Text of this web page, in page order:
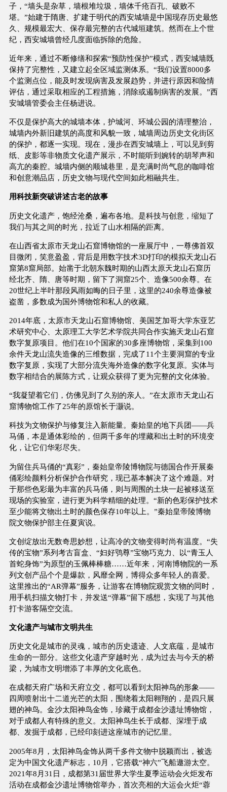
子，“墙头是杂草，墙根堆垃圾，墙体千疮百孔、破败不
堪。”始建于隋唐、扩建于明代的西安城墙是中国现存历史最悠
久、规模最宏大、保存最完整的古代城垣建筑。然而在上个世
纪，西安城墙曾经几度面临拆除的危险。
近年来，通过不断修缮和探索“预防性保护”模式，西安城墙既
保持了完整性，又建立起全区域监测体系。“我们设置8000多
个监测点位，能及时发现病害及发展趋势，并进行原因和险情
评估，通过采取相应的工程措施，消除或遏制病害的发展。”西
安城墙管委会主任杨进说。
不仅是保护高大的城墙本体，护城河、环城公园的清理整治，
城墙内外新旧建筑的高度和风貌一致，城墙周边历史文化街区
的保护，都逐一实现。现在，漫步在西安城墙上，可以见到剪
纸、皮影等非物质文化遗产展示，不时能听到婉转的胡琴声和
高亢的秦腔。城墙内侧的顺城巷里，是充满时尚气息的咖啡馆
和创意潮品店，历史文物与现代空间如此相融共生。
用科技新突破讲述古老的故事
历史文化遗产，饱经沧桑，遍布各地。是科技与创意，缩短了
我们与其之间的时光，拉近了山水相隔的距离。
在山西省太原市天龙山石窟博物馆的一座展厅中，一尊佛首双
目微闭，笑意盈盈，背后是用数字技术3D打印的模拟天龙山石
窟第8窟局部。始凿于北朝东魏时期的山西太原天龙山石窟历
经北齐、隋、唐等时期，留下了洞窟25个、造像500余尊。在
20世纪上半叶那段风雨如晦的日子里，这里的240余尊造像被
盗凿，多数成为国外博物馆和私人的收藏。
2014年底，太原市天龙山石窟博物馆、美国芝加哥大学东亚艺
术研究中心、太原理工大学艺术学院共同合作实施天龙山石窟
数字复原项目。他们在10个国家的30多座博物馆，采集到100
余件天龙山流失造像的三维数据，完成了11个主要洞窟的专业
数字复原，实现了大部分流失海外造像的数字化复原。实体与
数字相结合的展陈方式，让观众获得了更为完整的文化体验。
“我凝望着它们，仿佛见到了久别的亲人。”在太原市天龙山石
窟博物馆工作了25年的原馆长于灏说。
科技为文物保护与修复注入新能量。秦始皇的地下兵团——兵
马俑，本是通体彩绘的，但两千多年的埋藏和出土时的环境变
化，让它们华彩尽失。
为留住兵马俑的“真彩”，秦始皇帝陵博物院与德国合作开展秦
俑彩绘颜料分析保护合作研究，现已基本解决了这个难题。对
于那些色彩最为丰富的兵马俑，则与周围的土块一起被移送至
现场的实验室，进行更为科学精细的处理。“新的色彩保护技术
至少能将文物出土时的颜色保存10年以上。”秦始皇帝陵博物
院文物保护部主任夏寅说。
文创绽放出无数奇思妙想，让高冷的文物变得时尚有温度。“失
传的宝物”系列考古盲盒、“妇好鸮尊”宝物巧克力、以“青玉人
首蛇身饰”为原型的玉佩棒棒糖……近年来，河南博物院的一系
列文创产品个个是爆款，风靡全网，博得众多年轻人的喜爱。
这里推出的“AR弹幕”服务，让游客在博物院观赏文物的同时，
用手机扫描文物打卡，并发送“弹幕”留下感想，实现了与其他
打卡游客隔空交流。
文化遗产与城市文明共生
历史文化是城市的灵魂，城市的历史遗迹、人文底蕴，是城市
生命的一部分。这些文化遗产穿越时光，成为过去与今天的桥
梁，为城市文明增添了丰厚的文化底色。
在成都天府广场和天府立交，都可以看到太阳神鸟的形象——
四周喷射出十二道光芒的太阳，围绕着太阳翱翔的，是四只展
翅的神鸟。金沙太阳神鸟金饰，珍藏于成都金沙遗址博物馆，
对于成都人有特殊的意义。太阳神鸟生长于成都、深埋于成
都、发掘于成都，已经印刻进这座城市的记忆里。
2005年8月，太阳神鸟金饰从两千多件文物中脱颖而出，被选
定为中国文化遗产标志，10月，它搭载“神六”飞船遨游太空。
2021年8月31日，成都第31届世界大学生夏季运动会火炬发布
活动在成都金沙遗址博物馆举办，首次亮相的大运会火炬“蓉